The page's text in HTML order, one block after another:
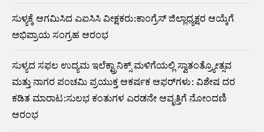
ಸುಳ್ಯಕ್ಕೆ ಆಗಮಿಸಿದ ಎಐಸಿಸಿ ವೀಕ್ಷಕರು:ಕಾಂಗ್ರೆಸ್ ಜಿಲ್ಲಾಧ್ಯಕ್ಷರ ಆಯ್ಕೆಗೆ
ಅಭಿಪ್ರಾಯ ಸಂಗ್ರಹ ಆರಂಭ
ಸುಳ್ಯದ ಸಫಲ ಉದ್ಯಮ ಇಲೆಕ್ಟ್ರಾನಿಕ್ಸ್ ಮಳಿಗೆಯಲ್ಲಿ ಸ್ವಾತಂತ್ರ್ಯೋತ್ಸವ
ಮತ್ತು ನಾಗರ ಪಂಚಮಿ ಪ್ರಯುಕ್ತ ಆಕರ್ಷಕ ಆಫರ್‌ಗಳು: ವಿಶೇಷ ದರ
ಕಡಿತ ಮಾರಾಟ:ಸುಲಭ ಕಂತುಗಳ ಎರಡನೇ ಆವೃತ್ತಿಗೆ ನೋಂದಣಿ
ಆರಂಭ